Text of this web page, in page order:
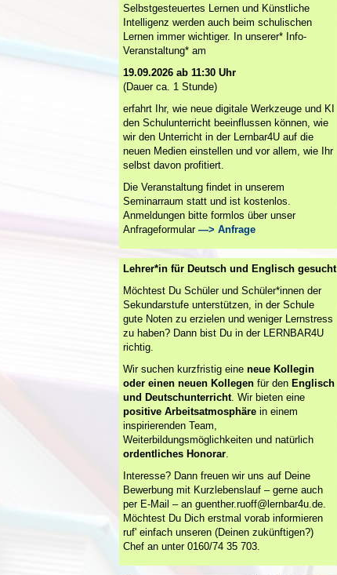
Selbstgesteuertes Lernen und Künstliche
Intelligenz werden auch beim schulischen
Lernen immer wichtiger. In unserer* Info-
Veranstaltung* am
19.09.2026 ab 11:30 Uhr
(Dauer ca. 1 Stunde)
erfahrt Ihr, wie neue digitale Werkzeuge und KI
den Schulunterricht beeinflussen können, wie
wir den Unterricht in der Lernbar4U auf die
neuen Medien einstellen und vor allem, wie Ihr
selbst davon profitiert.
Die Veranstaltung findet in unserem
Seminarraum statt und ist kostenlos.
Anmeldungen bitte formlos über unser
Anfrageformular —> Anfrage
Lehrer*in für Deutsch und Englisch gesucht
Möchtest Du Schüler und Schüler*innen der
Sekundarstufe unterstützen, in der Schule
gute Noten zu erzielen und weniger Lernstress
zu haben? Dann bist Du in der LERNBAR4U
richtig.
Wir suchen kurzfristig eine neue Kollegin
oder einen neuen Kollegen für den Englisch
und Deutschunterricht. Wir bieten eine
positive Arbeitsatmosphäre in einem
inspirierenden Team,
Weiterbildungsmöglichkeiten und natürlich
ordentliches Honorar
Interesse? Dann freuen wir uns auf Deine
Bewerbung mit Kurzlebenslauf – gerne auch
per E-Mail – an guenther.ruoff@lernbar4u.de.
Möchtest Du Dich erstmal vorab informieren
ruf' einfach unseren (Deinen zukünftigen?)
Chef an unter 0160/74 35 703.